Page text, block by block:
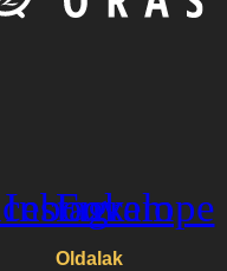
Instagram
Envelope
Oldalak